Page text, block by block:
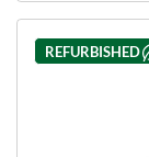
REFURBISHED